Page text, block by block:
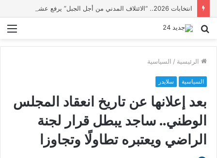
بحث
الرئيسية / السياسية
السياسية سلايدر
بعد إعلانها عن تاريخ انعقاد المجلس
الوطني.. ساجد يبطل قرار لجنة
الراضي ويعتبره تطاولًا وتجاوزا